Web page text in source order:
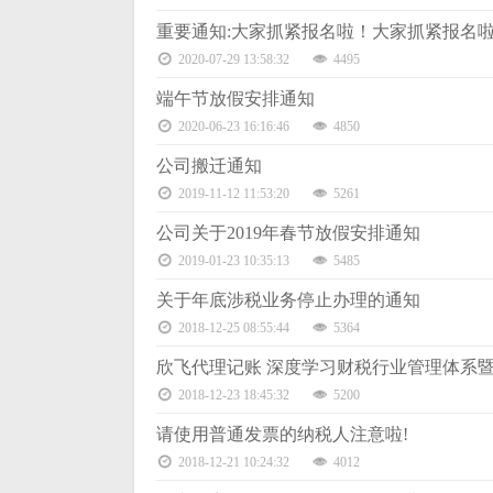
重要通知:大家抓紧报名啦！大家抓紧报名啦
2020-07-29 13:58:32 4495
端午节放假安排通知
2020-06-23 16:16:46 4850
公司搬迁通知
2019-11-12 11:53:20 5261
公司关于2019年春节放假安排通知
2019-01-23 10:35:13 5485
关于年底涉税业务停止办理的通知
2018-12-25 08:55:44 5364
欣飞代理记账 深度学习财税行业管理体系
2018-12-23 18:45:32 5200
请使用普通发票的纳税人注意啦!
2018-12-21 10:24:32 4012